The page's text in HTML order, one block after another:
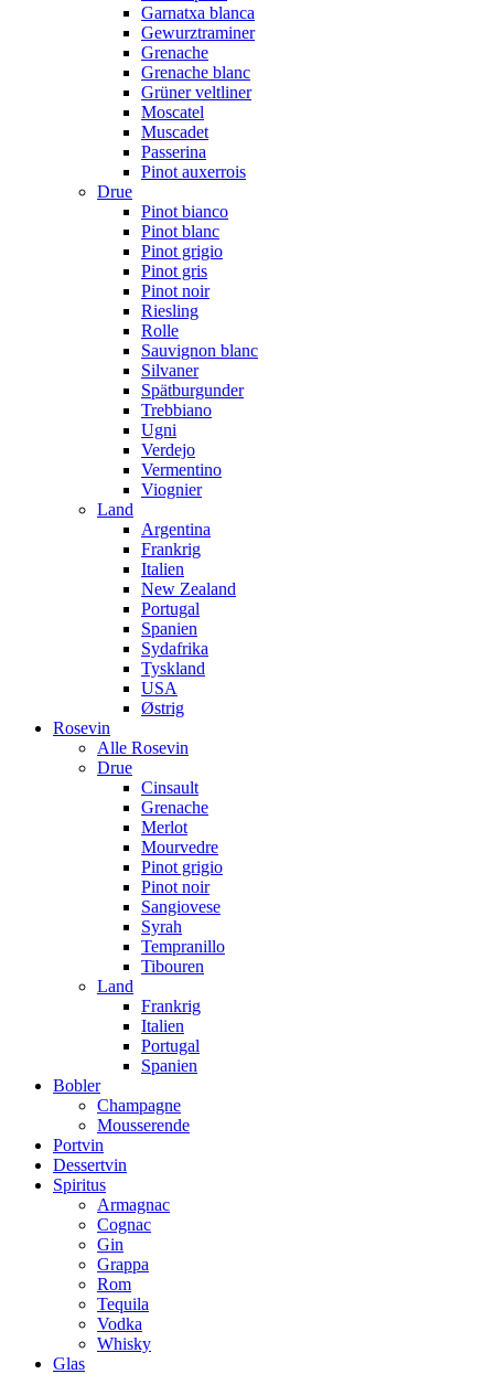
Garnatxa blanca
Gewurztraminer
Grenache
Grenache blanc
Grüner veltliner
Moscatel
Muscadet
Passerina
Pinot auxerrois
Drue
Pinot bianco
Pinot blanc
Pinot grigio
Pinot gris
Pinot noir
Riesling
Rolle
Sauvignon blanc
Silvaner
Spätburgunder
Trebbiano
Ugni
Verdejo
Vermentino
Viognier
Land
Argentina
Frankrig
Italien
New Zealand
Portugal
Spanien
Sydafrika
Tyskland
USA
Østrig
Rosevin
Alle Rosevin
Drue
Cinsault
Grenache
Merlot
Mourvedre
Pinot grigio
Pinot noir
Sangiovese
Syrah
Tempranillo
Tibouren
Land
Frankrig
Italien
Portugal
Spanien
Bobler
Champagne
Mousserende
Portvin
Dessertvin
Spiritus
Armagnac
Cognac
Gin
Grappa
Rom
Tequila
Vodka
Whisky
Glas